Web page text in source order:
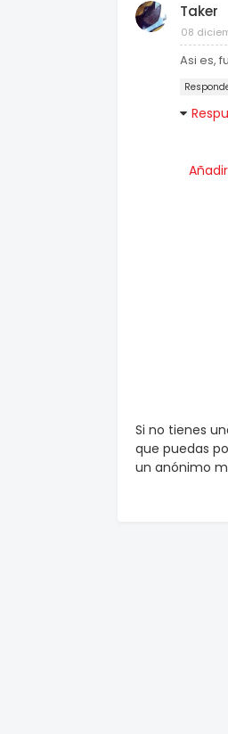
Taker
08
Asi es,
Si no tienes
que puedas
un anónimo